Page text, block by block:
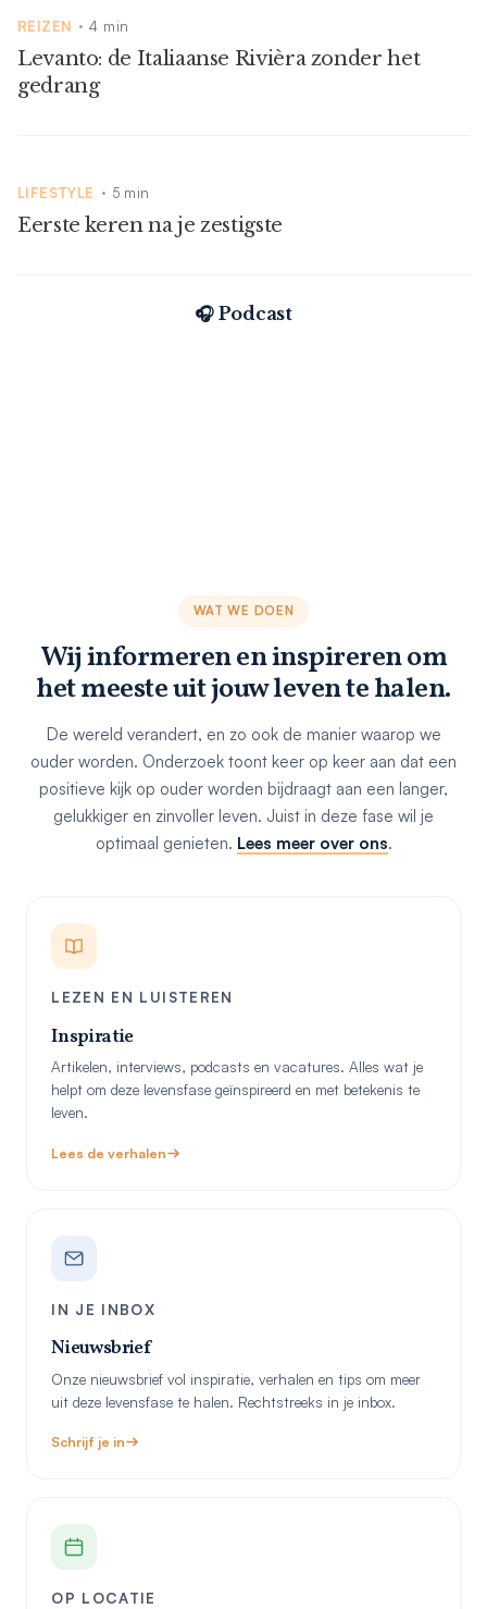
REIZEN •4 min
Levanto: de Italiaanse Rivièra zonder het
gedrang
LIFESTYLE • 5 min
Eerste keren na je zestigste
🎧 Podcast
WAT WE DOEN
Wij informeren en inspireren om
het meeste uitjouw levente halen.
De wereld verandert, en zo ook de manier waarop we
ouder worden. Onderzoek toont keer op keer aan dat een
positieve kijk op ouder worden bijdraagt aan een langer,
gelukkiger en zinvoller leven. Juist in deze fase wil je
optimaal genieten. Lees meer over ons.
LEZEN EN LUISTEREN
Inspiratie
Artikelen, interviews, podcasts en vacatures. Alles wat je
helpt om deze levensfase geïnspireerd en met betekenis te
leven.
Lees de verhalen
IN JE INBOX
Nieuwsbrief
Onze nieuwsbrief vol inspiratie, verhalen en tips om meer
uit deze levensfase te halen. Rechtstreeks in je inbox.
Schrijf je in
OP LOCATIE